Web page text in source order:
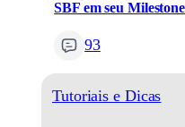
SBF em seu
93
Tutoriais e Dicas